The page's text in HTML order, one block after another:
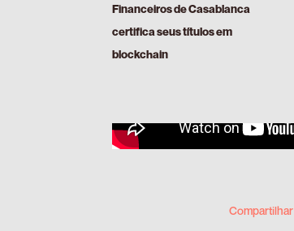
Financeiros de Casablanca
certifica seus títulos em
blockchain
Compartilhar